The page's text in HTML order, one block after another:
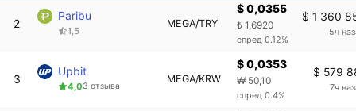
2
Paribu
1,5
MEGA/TRY
$ 0,0355
₺ 1,6920
спред 0.12%
$ 1 360
5ч
3
Upbit
4,03 отзыва
MEGA/KRW
$ 0,0353
₩ 50,10
спред 0.4%
$ 579
7ч